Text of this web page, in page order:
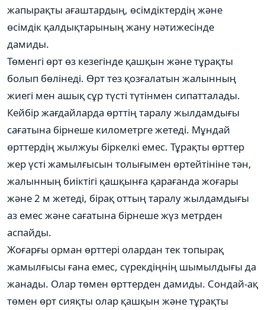
жапырақты ағаштардың, өсімдіктердің және
өсімдік қалдықтарының жану нәтижесінде
дамиды.
Төменгі өрт өз кезегінде қашқын және тұрақты
болып бөлінеді. Өрт тез қозғалатын жалынның
жиегі мен ашық сұр түсті түтінмен сипатталады.
Кейбір жағдайларда өрттің таралу жылдамдығы
сағатына бірнеше километрге жетеді. Мұндай
өрттердің жылжуы біркелкі емес. Тұрақты өрттер
жер үсті жамылғысын толығымен өртейтініне тән,
жалынның биіктігі қашқынға қарағанда жоғары
және 2 м жетеді, бірақ оттың таралу жылдамдығы
аз емес және сағатына бірнеше жүз метрден
аспайды.
Жоғарғы орман өрттері олардан тек топырақ
жамылғысы ғана емес, сүрекдіңнің шымылдығы да
жанады. Олар төмен өрттерден дамиды. Сондай-ақ
төмен өрт сияқты олар қашқын және тұрақты